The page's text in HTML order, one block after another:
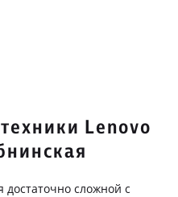
Lenovo
достаточно сложной с